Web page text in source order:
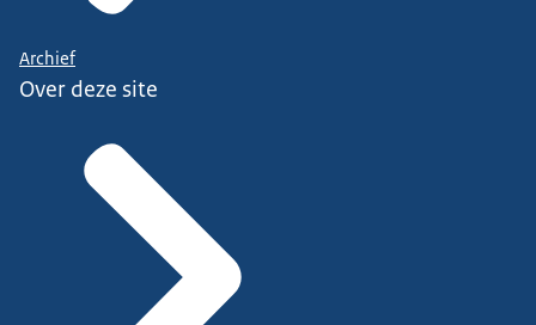
Archief
Over deze site